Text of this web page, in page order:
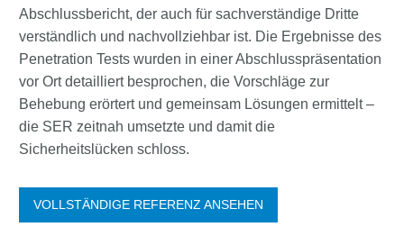
Abschlussbericht, der auch für sachverständige Dritte
verständlich und nachvollziehbar ist. Die Ergebnisse des
Penetration Tests wurden in einer Abschlusspräsentation
vor Ort detailliert besprochen, die Vorschläge zur
Behebung erörtert und gemeinsam Lösungen ermittelt –
die SER zeitnah umsetzte und damit die
Sicherheitslücken schloss.
VOLLSTÄNDIGE REFERENZ ANSEHEN